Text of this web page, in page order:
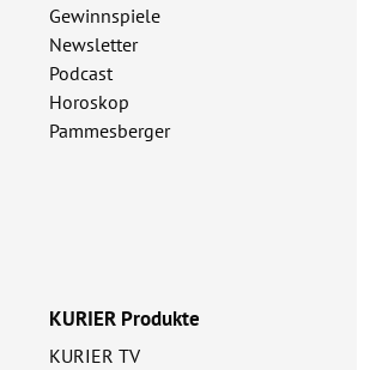
Gewinnspiele
Newsletter
Podcast
Horoskop
Pammesberger
KURIER Produkte
KURIER TV